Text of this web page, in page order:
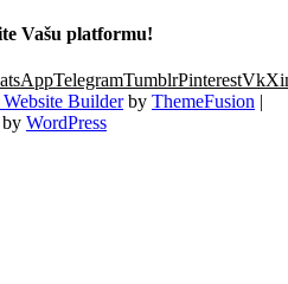
Vašu platformu!
TelegramTumblrPinterestVk
Website Builderby ThemeFusion |
by WordPress